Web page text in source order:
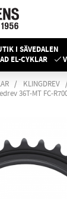
I SÄVEDALEN
EL-CYKLAR
KLINGDREV
36T-MT FC-